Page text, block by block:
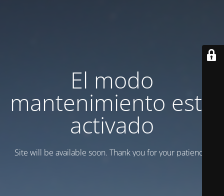
El modo
mantenimiento está
activado
Site will be available soon. Thank you for your patience!